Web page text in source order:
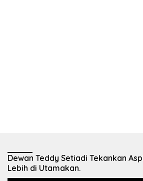
Dewan Teddy Setiadi Tekankan
Lebih di Utamakan.